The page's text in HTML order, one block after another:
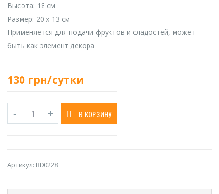
Высота: 18 см
Размер: 20 х 13 см
Применяется для подачи фруктов и сладостей, может
быть как элемент декора
130 грн/сутки
В КОРЗИНУ
Артикул: BD0228